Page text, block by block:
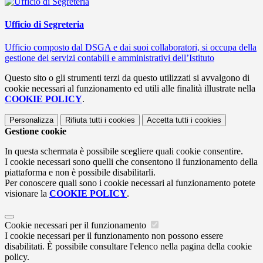
Ufficio di Segreteria
Ufficio composto dal DSGA e dai suoi collaboratori, si occupa della
gestione dei servizi contabili e amministrativi dell’Istituto
Questo sito o gli strumenti terzi da questo utilizzati si avvalgono di
cookie necessari al funzionamento ed utili alle finalità illustrate nella
COOKIE POLICY.
Personalizza Rifiuta tutti i cookies Accetta tutti i cookies
Gestione cookie
In questa schermata è possibile scegliere quali cookie consentire.
I cookie necessari sono quelli che consentono il funzionamento della
piattaforma e non è possibile disabilitarli.
Per conoscere quali sono i cookie necessari al funzionamento potete
visionare la COOKIE POLICY.
Cookie necessari per il funzionamento
I cookie necessari per il funzionamento non possono essere
disabilitati. È possibile consultare l'elenco nella pagina della cookie
policy.